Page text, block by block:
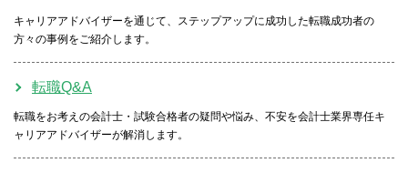
キャリアアドバイザーを通じて、ステップアップに成功した転職成功者の
方々の事例をご紹介します。
転職Q&A
転職をお考えの会計士・試験合格者の疑問や悩み、不安を会計士業界専任キ
ャリアアドバイザーが解消します。